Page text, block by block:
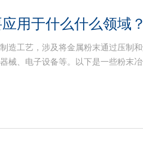
用于什么什么领域？
造工艺，涉及将金属粉末通过压制
械、电子设备等。以下是一些粉末